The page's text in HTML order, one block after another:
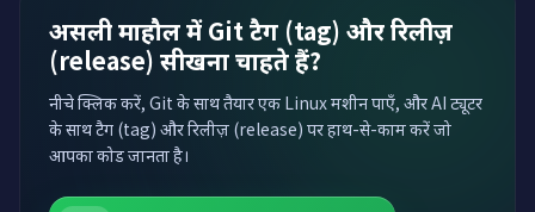
असली माहौल में Git टैग (tag) और रिलीज़
(release) सीखना चाहते हैं?
नीचे क्लिक करें, Git के साथ तैयार एक Linux मशीन पाएँ, और AI ट्यूटर
के साथ टैग (tag) और रिलीज़ (release) पर हाथ-से-काम करें जो
आपका कोड जानता है।